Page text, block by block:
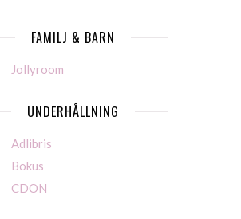
FAMILJ & BARN
Jollyroom
UNDERHÅLLNING
Adlibris
Bokus
CDON